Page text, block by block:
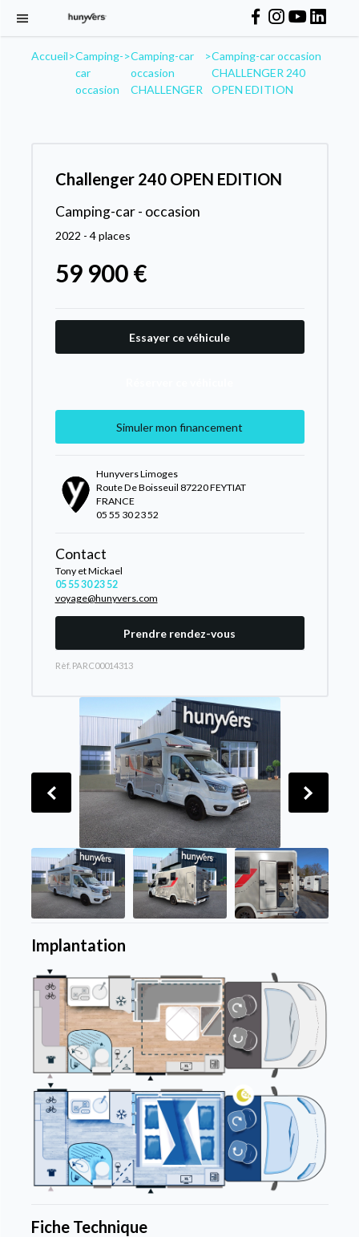
Accueil>Camping-
car
occasion
>Camping-car
occasion
CHALLENGER
>Camping-car occasion
CHALLENGER 240
OPEN EDITION
Challenger 240 OPEN EDITION
Camping-car - occasion
2022 - 4 places
59 900 €
Essayer ce véhicule
Simuler mon financement
Hunyvers Limoges
Route De Boisseuil 87220 FEYTIAT
FRANCE
05 55 30 23 52
Contact
Tony et Mickael
05 55 30 23 52
voyage@hunyvers.com
Prendre rendez-vous
Rèf. PARC00014313
Implantation
Fiche Technique